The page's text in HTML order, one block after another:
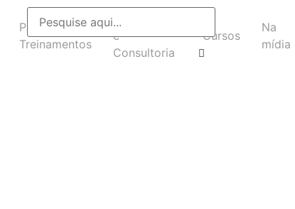
Palestras e
Treinamentos
e
Consultoria
Cursos
Na
mídia